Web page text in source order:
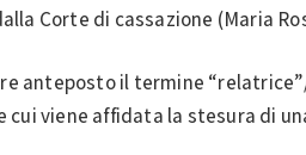
Corte di cassazione (Maria
anteposto il termine
viene affidata la stesura di